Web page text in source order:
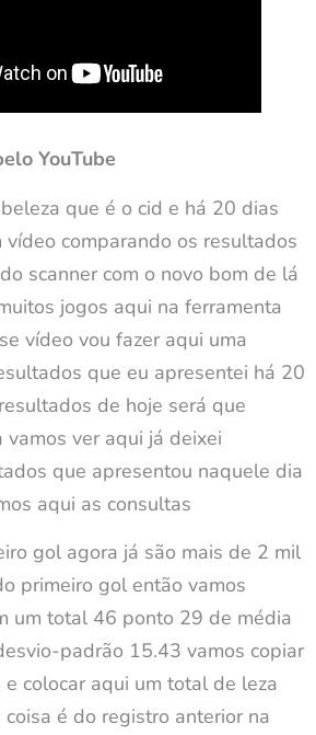
YouTube
que é o cid e há 20 dias
comparando os resultados
scanner com o novo bom de lá
jogos aqui na ferramenta
vídeo vou fazer aqui uma
que eu apresentei há 20
de hoje será que
vamos ver aqui já deixei
que apresentou naquele dia
aqui as consultas
gol agora já são mais de 2 mil
primeiro gol então vamos
um total 46 ponto 29 de média
padrão 15.43 vamos copiar
e colocar aqui um total de leza
é do registro anterior na